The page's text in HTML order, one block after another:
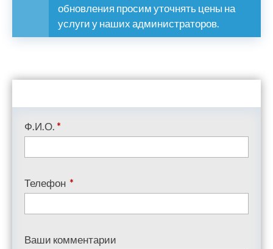
обновления просим уточнять цены на
услуги у наших администраторов.
Ф.И.О. *
Телефон *
Ваши комментарии